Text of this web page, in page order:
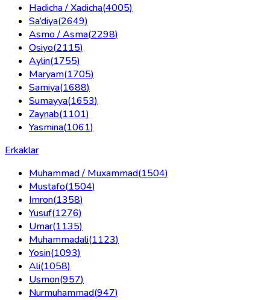
Hadicha / Xadicha(4005)
Sa’diya(2649)
Asmo / Asma(2298)
Osiyo(2115)
Aylin(1755)
Maryam(1705)
Samiya(1688)
Sumayya(1653)
Zaynab(1101)
Yasmina(1061)
Erkaklar
Muhammad / Muxammad(1504)
Mustafo(1504)
Imron(1358)
Yusuf(1276)
Umar(1135)
Muhammadali(1123)
Yosin(1093)
Ali(1058)
Usmon(957)
Nurmuhammad(947)